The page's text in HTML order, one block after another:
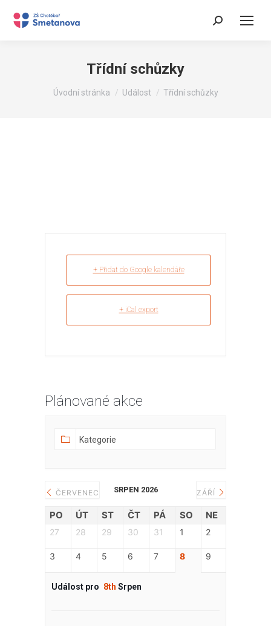
Search:
Třídní schůzky
You are here:
Úvodní stránka Událost Třídní schůzky
+ Přidat do Google kalendáře
+ iCal export
Plánované akce
ČERVENEC SRPEN 2026 ZÁŘÍ
PO ÚT ST ČT PÁ SO NE
27 28 29 30 31 1 2
3 4 5 6 7 8 9
Událost pro 8th Srpen